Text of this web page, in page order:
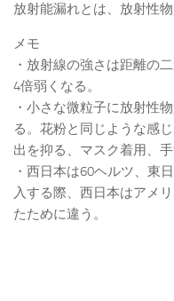
放射能漏れとは、放射性
メモ
・放射線の強さは距離の
4倍弱くなる。
・小さな微粒子に放射性
る。花粉と同じような感
出を抑る、マスク着用、手
・西日本は60ヘルツ、東
入する際、西日本はアメ
たために違う。